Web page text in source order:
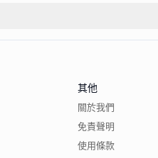
其他
關於我們
免責聲明
使用條款